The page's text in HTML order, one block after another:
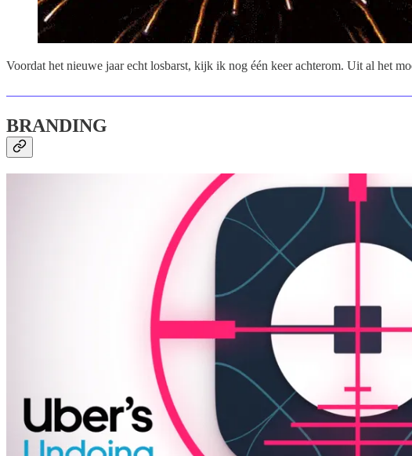
Voordat het nieuwe jaar echt losbarst, kijk ik nog één keer achterom. Uit al het
BRANDING